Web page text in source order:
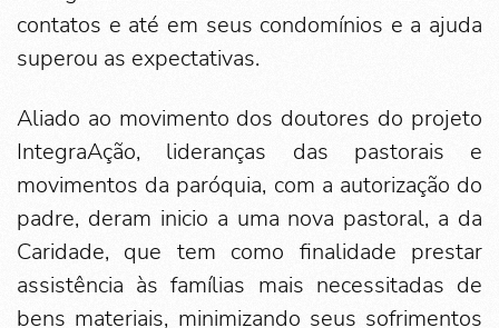
contatos e até em seus condomínios e a ajuda
superou as expectativas.
Aliado ao movimento dos doutores do projeto
IntegraAção, lideranças das pastorais e
movimentos da paróquia, com a autorização do
padre, deram inicio a uma nova pastoral, a da
Caridade, que tem como finalidade prestar
assistência às famílias mais necessitadas de
bens materiais, minimizando seus sofrimentos